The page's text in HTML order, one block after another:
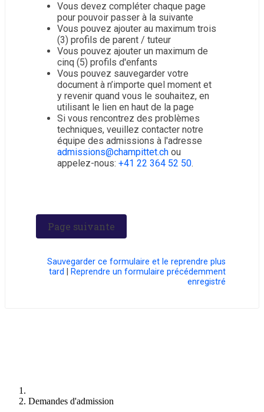
Vous devez compléter chaque page
pour pouvoir passer à la suivante
Vous pouvez ajouter au maximum trois
(3) profils de parent / tuteur
Vous pouvez ajouter un maximum de
cinq (5) profils d'enfants
Vous pouvez sauvegarder votre
document à n’importe quel moment et
y revenir quand vous le souhaitez, en
utilisant le lien en haut de la page
Si vous rencontrez des problèmes
techniques, veuillez contacter notre
équipe des admissions à l'adresse
admissions@champittet.ch ou
appelez-nous: +41 22 364 52 50.
Sauvegarder ce formulaire et le reprendre plus
tard
Reprendre un formulaire précédemment
enregistré
Demandes d'admission